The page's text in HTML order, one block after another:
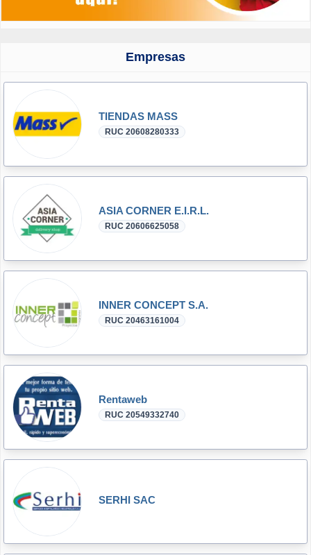
Empresas
TIENDAS MASS
RUC 20608280333
ASIA CORNER E.I.R.L.
RUC 20606625058
INNER CONCEPT S.A.
RUC 20463161004
Rentaweb
RUC 20549332740
SERHI SAC